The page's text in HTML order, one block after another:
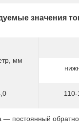
значения
мм
— постоянный